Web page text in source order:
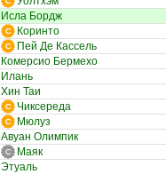
Исла Бордж
Коринто
Пей Де Кассель
Комерсио Бермехо
Илань
Хин Таи
Чиксереда
Мюлуз
Авуан Олимпик
Маяк
Этуаль